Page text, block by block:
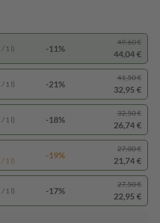
1 l) -11%
49,60 €
44,04 €
1 l) -21%
41,50 €
32,95 €
1 l) -18%
32,50 €
26,74 €
1 l)
-19%
27,00 €
21,74 €
1 l) -17%
27,50 €
22,95 €